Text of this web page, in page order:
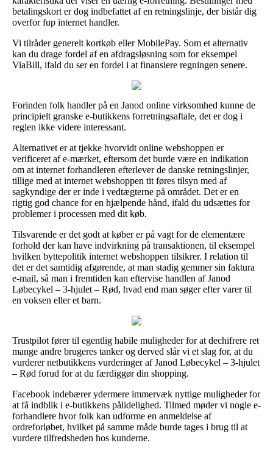
betalingskort er dog indbefattet af en retningslinje, der bistår dig
overfor fup internet handler.
Vi tilråder generelt kortkøb eller MobilePay. Som et alternativ
kan du drage fordel af en afdragsløsning som for eksempel
ViaBill, ifald du ser en fordel i at finansiere regningen senere.
Forinden folk handler på en Janod online virksomhed kunne de
principielt granske e-butikkens forretningsaftale, det er dog i
reglen ikke videre interessant.
Alternativet er at tjekke hvorvidt online webshoppen er
verificeret af e-mærket, eftersom det burde være en indikation
om at internet forhandleren efterlever de danske retningslinjer,
tillige med at internet webshoppen tit føres tilsyn med af
sagkyndige der er inde i vedtægterne på området. Det er en
rigtig god chance for en hjælpende hånd, ifald du udsættes for
problemer i processen med dit køb.
Tilsvarende er det godt at køber er på vagt for de elementære
forhold der kan have indvirkning på transaktionen, til eksempel
hvilken byttepolitik internet webshoppen tilsikrer. I relation til
det er det samtidig afgørende, at man stadig gemmer sin faktura
e-mail, så man i fremtiden kan eftervise handlen af Janod
Løbecykel – 3-hjulet – Rød, hvad end man søger efter varer til
en voksen eller et barn.
Trustpilot fører til egentlig habile muligheder for at dechifrere ret
mange andre brugeres tanker og derved slår vi et slag for, at du
vurderer netbutikkens vurderinger af Janod Løbecykel – 3-hjulet
– Rød forud for at du færdiggør din shopping.
Facebook indebærer ydermere immervæk nyttige muligheder for
at få indblik i e-butikkens pålidelighed. Tilmed møder vi nogle e-
forhandlere hvor folk kan udforme en anmeldelse af
ordreforløbet, hvilket på samme måde burde tages i brug til at
vurdere tilfredsheden hos kunderne.